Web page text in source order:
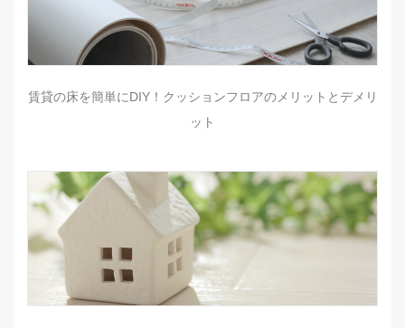
賃貸の床を簡単にDIY！クッションフロアのメリットとデメリ
ット